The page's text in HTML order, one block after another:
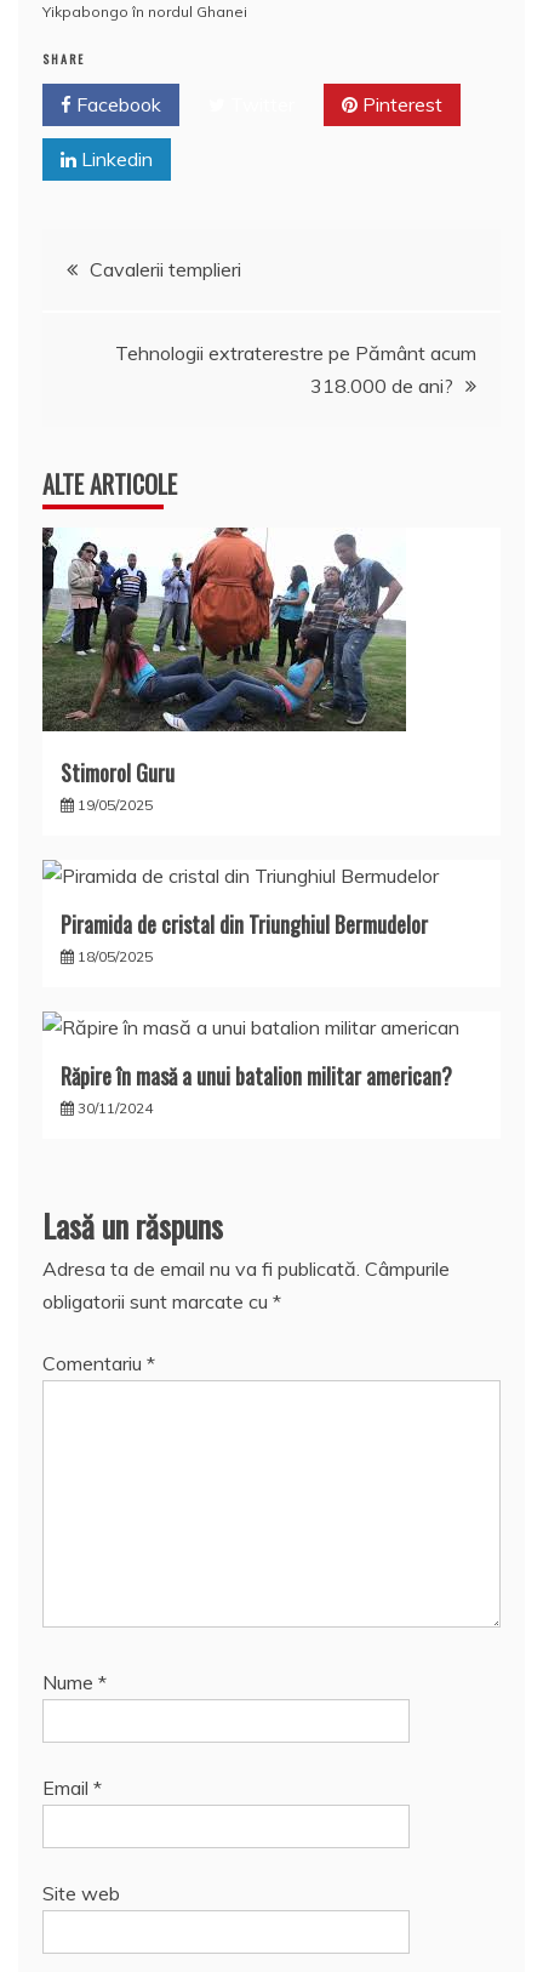
o
o
k
e
p
a
z
ă
Yikpabongo în nordul Ghanei
SHARE
Facebook Pinterest
Linkedin
Navigare
Cavalerii templieri
Tehnologii extraterestre pe Pământ acum
318.000 de ani?
ALTE ARTICOLE
Stimorol Guru
19/05/2025
Piramida de cristal din Triunghiul Bermudelor
18/05/2025
Răpire în masă a unui batalion militar american?
30/11/2024
Lasă un răspuns
Adresa ta de email nu va fi publicată. Câmpurile
obligatorii sunt marcate cu *
Comentariu *
Nume *
Email *
Site web